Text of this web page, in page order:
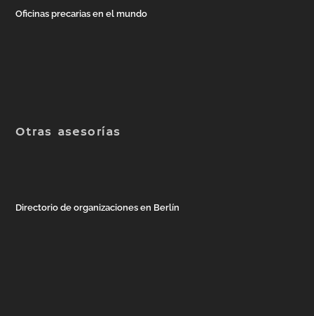
Oficinas precarias en el mundo
Otras asesorías
Directorio de organizaciones en Berlín